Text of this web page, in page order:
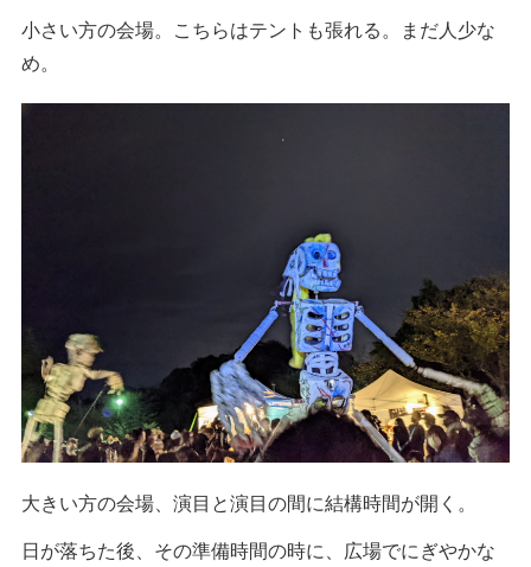
小さい方の会場。こちらはテントも張れる。まだ人少な
め。
大きい方の会場、演目と演目の間に結構時間が開く。
日が落ちた後、その準備時間の時に、広場でにぎやかな